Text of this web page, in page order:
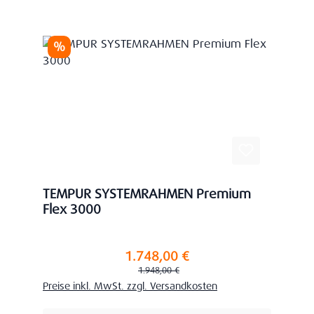
Rabatt
%
TEMPUR SYSTEMRAHMEN Premium
Flex 3000
Verkaufspreis:1.748,00 €
Regulärer Preis:
1.948,00 €
Preise inkl. MwSt. zzgl. Versandkosten